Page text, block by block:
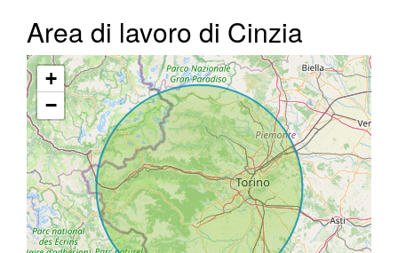
Area di lavoro di Cinzia
+
−